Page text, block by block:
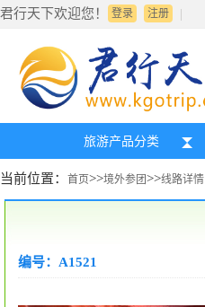
君行天下欢迎您！ 登录 |
注册
旅游产品分类
当前位置： 首页>>境外参团>>线路详情
编号：A1521